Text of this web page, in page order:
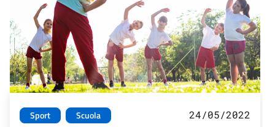
Sport Scuola 24/05/2022